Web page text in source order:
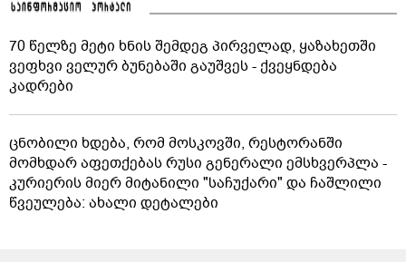
70 წელზე მეტი ხნის შემდეგ პირველად, ყაზახეთში
ვეფხვი ველურ ბუნებაში გაუშვეს - ქვეყნდება
კადრები
ცნობილი ხდება, რომ მოსკოვში, რესტორანში
მომხდარ აფეთქებას რუსი გენერალი ემსხვერპლა -
კურიერის მიერ მიტანილი "საჩუქარი" და ჩაშლილი
წვეულება: ახალი დეტალები